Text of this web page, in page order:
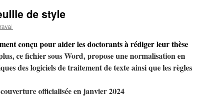
de style
conçu pour aider les doctorants à rédiger leur thèse
ce fichier sous Word, propose une normalisation en
des logiciels de traitement de texte ainsi que les règles
officialisée en janvier 2024